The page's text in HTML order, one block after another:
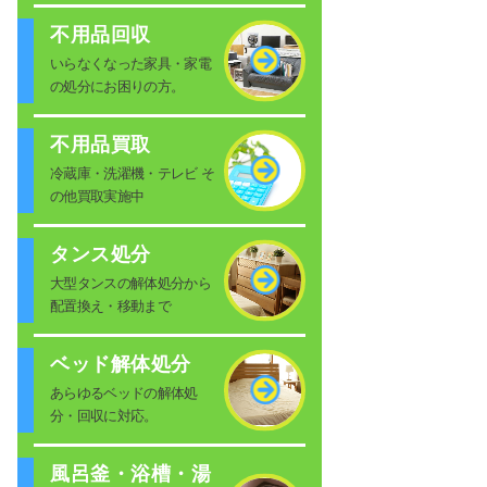
不用品回収
いらなくなった家具・家電
の処分にお困りの方。
不用品買取
冷蔵庫・洗濯機・テレビ そ
の他買取実施中
タンス処分
大型タンスの解体処分から
配置換え・移動まで
ベッド解体処分
あらゆるベッドの解体処
分・回収に対応。
風呂釜・浴槽・湯